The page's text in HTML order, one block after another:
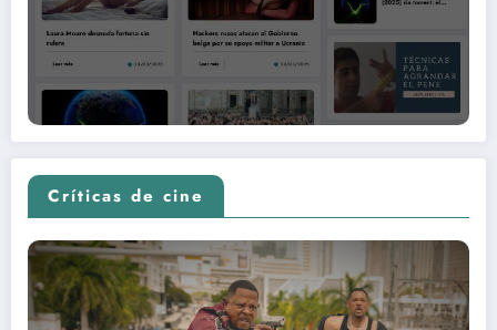
Críticas de cine